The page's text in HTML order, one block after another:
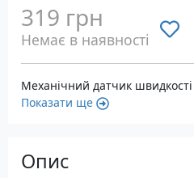
319 грн
Немає в наявності
Механічний датчик швидкості
Показати ще
Опис